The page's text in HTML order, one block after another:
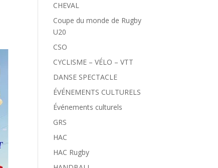
CHEVAL
Coupe du monde de Rugby
U20
CSO
CYCLISME – VÉLO – VTT
DANSE SPECTACLE
ÉVÉNEMENTS CULTURELS
Événements culturels
GRS
HAC
HAC Rugby